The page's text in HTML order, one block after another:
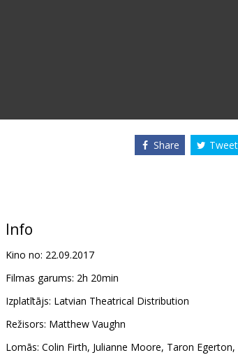
Share Tweet
Info
Kino no: 22.09.2017
Filmas garums: 2h 20min
Izplatītājs: Latvian Theatrical Distribution
Režisors: Matthew Vaughn
Lomās: Colin Firth, Julianne Moore, Taron Egerton,